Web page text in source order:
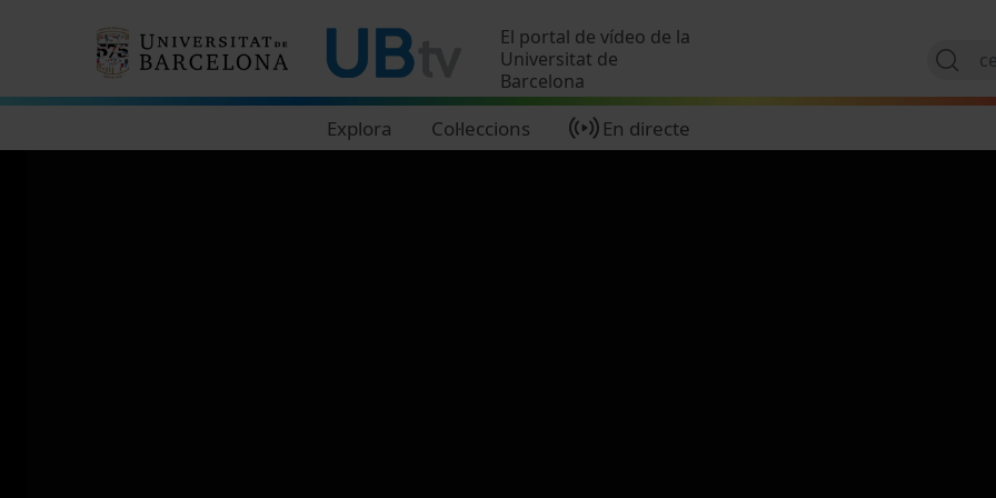
El portal de vídeo de la
Universitat de
Barcelona
Explora Col·leccions En directe